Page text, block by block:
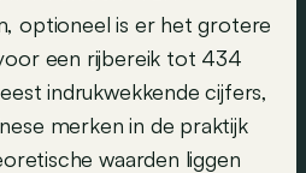
optioneel is er het grotere
een rijbereik tot 434
indrukwekkende cijfers,
merken in de praktijk
waarden liggen